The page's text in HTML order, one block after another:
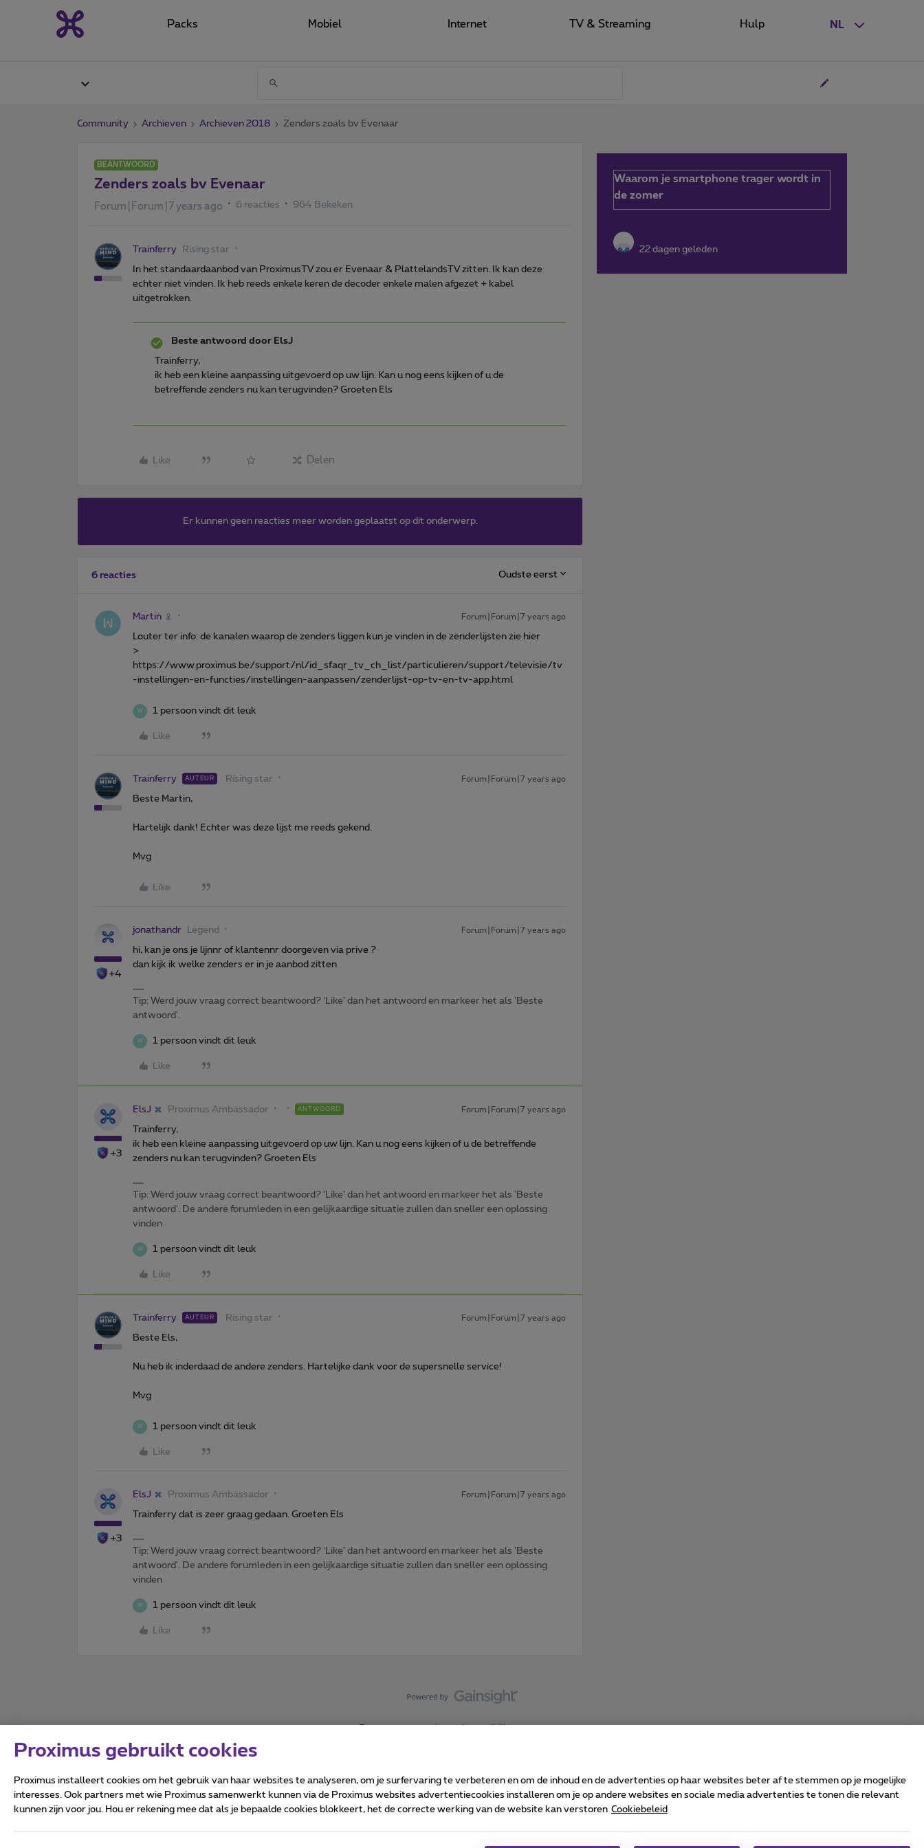
NL
Packs Mobiel Internet TV & Streaming Hulp
Community Archieven Archieven 2018 Zenders zoals bv Evenaar
BEANTWOORD
Zenders zoals bv Evenaar
Forum|Forum|7 years ago 6 reacties 964 Bekeken
Trainferry Rising star
In het standaardaanbod van ProximusTV zou er Evenaar & PlattelandsTV zitten. Ik kan deze
echter niet vinden. Ik heb reeds enkele keren de decoder enkele malen afgezet + kabel
uitgetrokken.
Beste antwoord door ElsJ
Trainferry,
ik heb een kleine aanpassing uitgevoerd op uw lijn. Kan u nog eens kijken of u de
betreffende zenders nu kan terugvinden? Groeten Els
Like Delen
Er kunnen geen reacties meer worden geplaatst op dit onderwerp.
6 reacties Oudste eerst
Martin Forum|Forum|7 years ago
Louter ter info: de kanalen waarop de zenders liggen kun je vinden in de zenderlijsten zie hier
>
https://www.proximus.be/support/nl/id_sfaqr_tv_ch_list/particulieren/support/televisie/tv
-instellingen-en-functies/instellingen-aanpassen/zenderlijst-op-tv-en-tv-app.html
W 1 persoon vindt dit leuk
Like
Trainferry AUTEUR Rising star Forum|Forum|7 years ago
Beste Martin,
Hartelijk dank! Echter was deze lijst me reeds gekend.
Mvg
Like
+4
jonathandr Legend Forum|Forum|7 years ago
hi, kan je ons je lijnnr of klantennr doorgeven via prive ?
dan kijk ik welke zenders er in je aanbod zitten
Tip: Werd jouw vraag correct beantwoord? ‘Like’ dan het antwoord en markeer het als 'Beste
antwoord'.
W 1 persoon vindt dit leuk
Like
+3
ElsJ Proximus Ambassador ANTWOORD Forum|Forum|7 years ago
Trainferry,
ik heb een kleine aanpassing uitgevoerd op uw lijn. Kan u nog eens kijken of u de betreffende
zenders nu kan terugvinden? Groeten Els
Tip: Werd jouw vraag correct beantwoord? ‘Like’ dan het antwoord en markeer het als 'Beste
antwoord'. De andere forumleden in een gelijkaardige situatie zullen dan sneller een oplossing
vinden
W 1 persoon vindt dit leuk
Like
Trainferry AUTEUR Rising star Forum|Forum|7 years ago
Beste Els,
Nu heb ik inderdaad de andere zenders. Hartelijke dank voor de supersnelle service!
Mvg
W 1 persoon vindt dit leuk
Like
+3
ElsJ Proximus Ambassador Forum|Forum|7 years ago
Trainferry dat is zeer graag gedaan. Groeten Els
Tip: Werd jouw vraag correct beantwoord? ‘Like’ dan het antwoord en markeer het als 'Beste
antwoord'. De andere forumleden in een gelijkaardige situatie zullen dan sneller een oplossing
vinden
W 1 persoon vindt dit leuk
Like
Waarom je smartphone trager wordt in
de zomer
22 dagen geleden
Forumvoorwaarden Accessibility statement
Alle rechten voorbehouden. ©2026Proximus
Carrier & Wholesale Solutions
Proximus gebruikt cookies
Proximus installeert cookies om het gebruik van haar websites te analyseren, om je surfervaring te verbeteren en om de inhoud en de advertenties op haar websites beter af te stemmen op je mogelijke
interesses. Ook partners met wie Proximus samenwerkt kunnen via de Proximus websites advertentiecookies installeren om je op andere websites en sociale media advertenties te tonen die relevant
kunnen zijn voor jou. Hou er rekening mee dat als je bepaalde cookies blokkeert, het de correcte werking van de website kan verstoren Cookiebeleid